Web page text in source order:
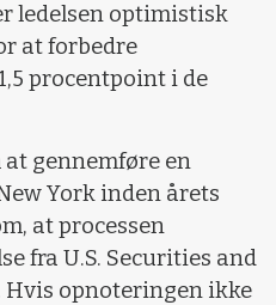
ledelsen optimistisk
at forbedre
procentpoint i de
at gennemføre en
York inden årets
at processen
fra U.S. Securities and
Hvis opnoteringen ikke